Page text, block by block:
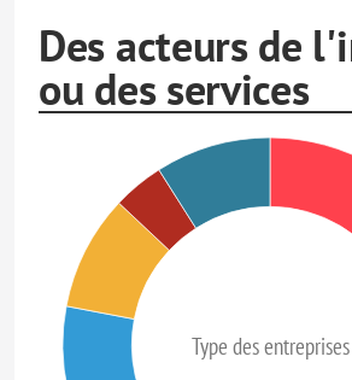
Des acteurs de
ou des services
Type des entreprises